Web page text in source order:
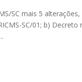
SC mais 5
SC/01; b)